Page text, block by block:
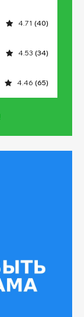
4.71 (40)
4.53 (34)
4.46 (65)